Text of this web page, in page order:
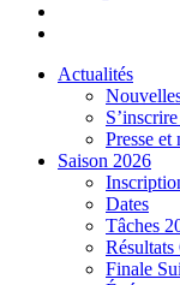
Actualités
Presse et
Saison 2026
Dates
Tâches
Finale